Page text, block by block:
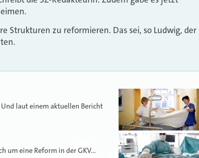
Strukturen zu reformieren. Das sei, so Ludwig, der
laut einem aktuellen Bericht
um eine Reform in der GKV…